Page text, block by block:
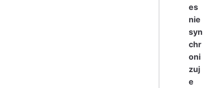
es
nie
syn
chr
oni
zuj
e